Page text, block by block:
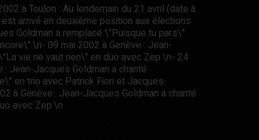
à Toulon : Au lendemain du 21 avril (date à
arrivé en deuxième position aux élections
Goldman a remplacé \"Puisque tu pars\"
09 mai 2002 à Genève : Jean-
vie ne vaut rien\" en duo avec Zep.\n- 24
Jean-Jacques Goldman a chanté
en trio avec Patrick Fiori et Jacques
à Genève : Jean-Jacques Goldman a chanté
avec Zep.\n